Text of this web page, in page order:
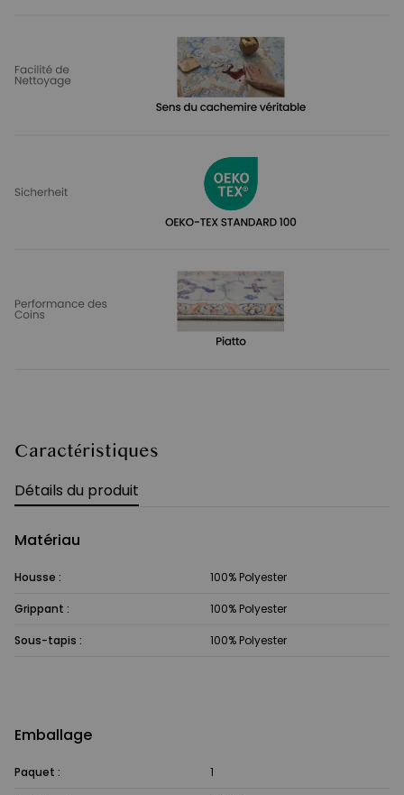
Caractéristiques
Détails du produit
Matériau
Housse : 100% Polyester
Grippant : 100% Polyester
Sous-tapis : 100% Polyester
Emballage
Paquet : 1